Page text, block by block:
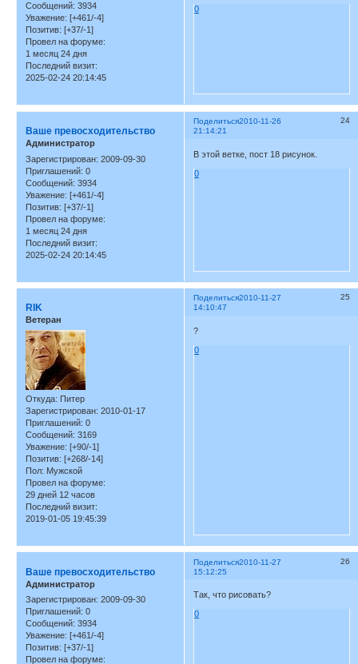
Сообщений: 3934
Уважение: [+461/-4]
Позитив: [+37/-1]
Провел на форуме:
1 месяц 24 дня
Последний визит:
2025-02-24 20:14:45
0
Поделиться 24
2010-11-26
21:14:21
Ваше превосходительство
Администратор
Зарегистрирован: 2009-09-30
Приглашений: 0
Сообщений: 3934
Уважение: [+461/-4]
Позитив: [+37/-1]
Провел на форуме:
1 месяц 24 дня
Последний визит:
2025-02-24 20:14:45
В этой ветке, пост 18 рисунок.
0
Поделиться 25
2010-11-27
14:10:47
RIK
Ветеран
Откуда: Питер
Зарегистрирован: 2010-01-17
Приглашений: 0
Сообщений: 3169
Уважение: [+90/-1]
Позитив: [+268/-14]
Пол: Мужской
Провел на форуме:
29 дней 12 часов
Последний визит:
2019-01-05 19:45:39
?
0
Поделиться 26
2010-11-27
15:12:25
Ваше превосходительство
Администратор
Зарегистрирован: 2009-09-30
Приглашений: 0
Сообщений: 3934
Уважение: [+461/-4]
Позитив: [+37/-1]
Провел на форуме:
Так, что рисовать?
0